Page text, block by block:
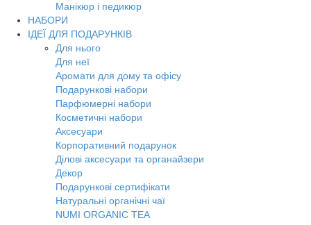
Манікюр і педикюр
НАБОРИ
ІДЕЇ ДЛЯ ПОДАРУНКІВ
Для нього
Для неї
Аромати для дому та офісу
Подарункові набори
Парфюмерні набори
Косметичні набори
Аксесуари
Корпоративний подарунок
Ділові аксесуари та органайзери
Декор
Подарункові сертифікати
Натуральні органічні чаї
NUMI ORGANIC TEA